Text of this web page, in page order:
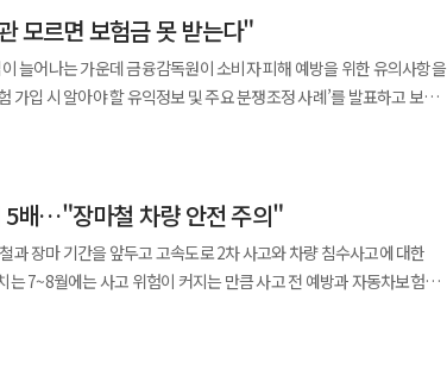
지속해서 소통하며 주거 취약계층을 비롯한 도움이 필요한
활동을 이어가겠다”라고 말했다.
프로그램'은 2년 또는 3년 후 새로운 휴대폰을 구매할 때 기존
활용한 '더블 할인'을 통해서는 최대
스 KB국민카드와 KT 가족만족 할부 신한카드를 이용하면 월
카드사별 무이자 할부 및 캐시백 혜택도 제공된다. 구매 고객을
한 고객 가운데 총 888명을 추첨해 5성급 호텔 숙박권과
폰 이어쓰기'를 신청한 고객에게는 보너스 데이터와 모바일 상품권,
케어를 결합하는 방향으로 변화하고 있다. KT는 이번 갤럭시 Z 폴드8
신청도 간편해진다. 태아
명서를 직접 발급·제출하지 않고 공공 마이데이터를 통해 자녀할인
에 따라 최대 23.2%까지 할인된다. 보험계약자나 수익자
로 계약자를 변경하는 경우 가족관계를 공공 마이데이터로 확인해
험 보험금 청구 과정에서도
필요 업무의 행정부담이 줄어들 것으로 예상했다. 이병래
계증명서를 공공 마이데이터로 활용할 수 있게 되어 보험 가입 및
크게 향상될 것으로 기대한다"고 말했다.
크로스컨트리는 2020년 10월 18일부터 2024년 10월 22일까지
XC60, XC90, XC40도 생산 시기에 따라 대상 여부가 달라진다.
. 특정 조건에서 풀리와 베어링의 기울기가 변해 정렬 불량이
동이 불가능해져 교차로 등에서 사고 위험이 커질 우려도 있다. 볼보는
스 하이브리드는 지난해 12월 31일부터 올해 5월 13일까지 생산된
않도록 잡아주고 에어백이 펼쳐질 공간을 확보하는 장치다.
모르면 보험금 못 받는다"
늘어나는 가운데 금융감독원이 소비자 피해 예방을 위한 유의사항을
질병
역시 과실로 인한 분실이나 현금, 신체보조구 등은 보상되지 않는다.
며 가입 유형에 따라 보상 여부가 달라진다. 실제로 실손형 특약에
다. 휴대품 손해는 여행 중 관리 중인 물품에
상은 제외된다. 시력 교정용 안경 파손 역시 보상 대상이 아닌 것으로
생한 손해는 보상하지 않는다. 금감원은 "보험 가입 시
5배…"장마철 차량 안전 주의"
장마 기간을 앞두고 고속도로 2차 사고와 차량 침수사고에 대한
7~8월에는 사고 위험이 커지는 만큼 사고 전 예방과 자동차보험